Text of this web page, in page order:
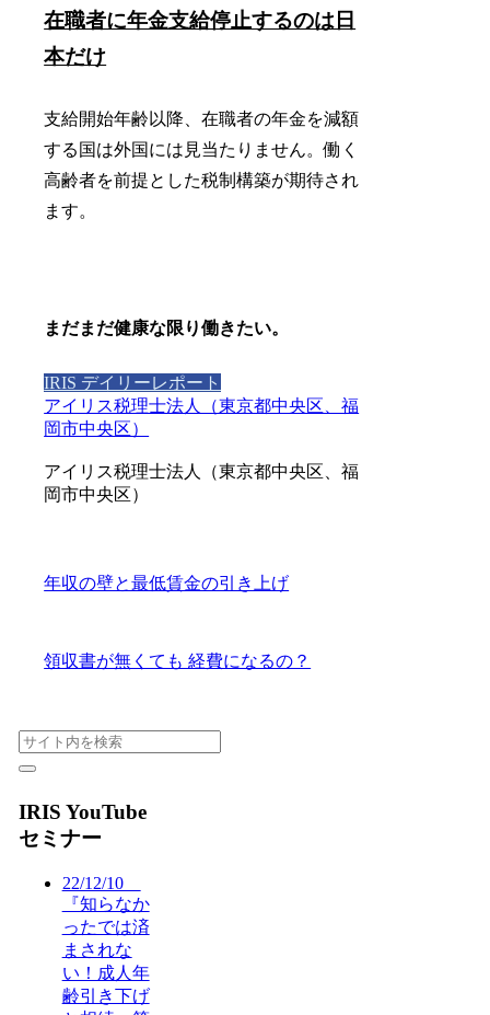
在職者に年金支給停止するのは日
本だけ
支給開始年齢以降、在職者の年金を減額
する国は外国には見当たりません。働く
高齢者を前提とした税制構築が期待され
ます。
まだまだ健康な限り働きたい。
IRIS デイリーレポート
アイリス税理士法人（東京都中央区、福
岡市中央区）
アイリス税理士法人（東京都中央区、福
岡市中央区）
年収の壁と最低賃金の引き上げ
領収書が無くても 経費になるの？
IRIS YouTube
セミナー
22/12/10
『知らなか
ったでは済
まされな
い！成人年
齢引き下げ